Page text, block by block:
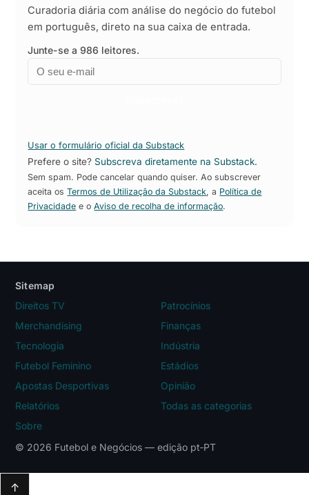
Curadoria diária com análise do negócio do futebol
em português, direto na sua caixa de entrada.
Junte-se a 986 leitores.
Email
Empresa
Usar o formulário oficial da Substack
Prefere o site?Subscreva diretamente na Substack.
Sem spam. Pode cancelar quando quiser. Ao subscrever
aceita osTermos de Utilização da Substack , a Política de
Privacidade e oAviso de recolha de informação.
Sitemap
Direitos TV
Patrocínios
Merchandising
Finanças
Tecnologia
Indústria
Futebol Feminino
Estádios
Apostas Desportivas
Opinião
Relatórios
Todas as categorias
Sobre
© 2026 Futebol e Negócios — edição pt‑PT
↑